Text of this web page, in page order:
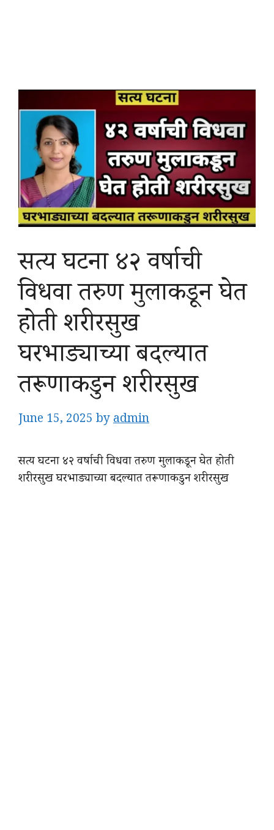
सत्य घटना ४२ वर्षाची
विधवा तरुण मुलाकडून घेत
होती शरीरसुख
घरभाड्याच्या बदल्यात
तरूणाकडुन शरीरसुख
June 15, 2025 byadmin
सत्य घटना ४२ वर्षाची विधवा तरुण मुलाकडून घेत होती
शरीरसुख घरभाड्याच्या बदल्यात तरूणाकडुन शरीरसुख